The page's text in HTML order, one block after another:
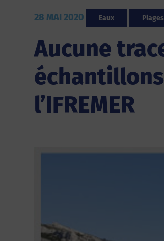
28 MAI 2020 Eaux Plages
Aucune
l’IFREMER